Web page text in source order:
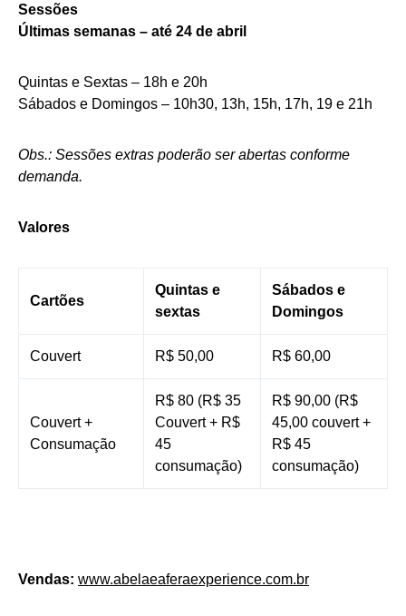
Sessões
Últimas semanas – até 24 de abril
Quintas e Sextas – 18h e 20h
Sábados e Domingos – 10h30, 13h, 15h, 17h, 19 e 21h
Obs.: Sessões extras poderão ser abertas conforme
demanda.
Valores
Cartões
Quintas e
sextas
Sábados e
Domingos
Couvert R$ 50,00 R$ 60,00
Couvert +
Consumação
R$ 80 (R$ 35
Couvert + R$
45
consumação)
R$ 90,00 (R$
45,00 couvert +
R$ 45
consumação)
Vendas: www.abelaeaferaexperience.com.br